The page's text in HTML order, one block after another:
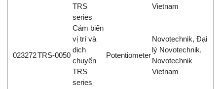
TRS
series
Vietnam
023272TRS-0050
Cảm biến
vị trí và
dịch
chuyển
TRS
series
Potentiometer
Novotechnik, Đại
lý Novotechnik,
Novotechnik
Vietnam